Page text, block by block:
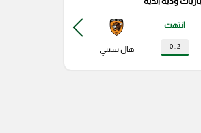
انتهت
2 : 0 هال سيتي